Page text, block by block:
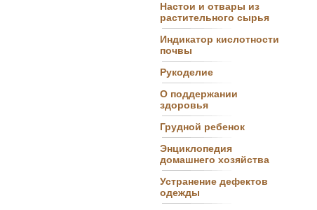
Настои и отвары из
растительного сырья
Индикатор кислотности
почвы
Рукоделие
О поддержании
здоровья
Грудной ребенок
Энциклопедия
домашнего хозяйства
Устранение дефектов
одежды